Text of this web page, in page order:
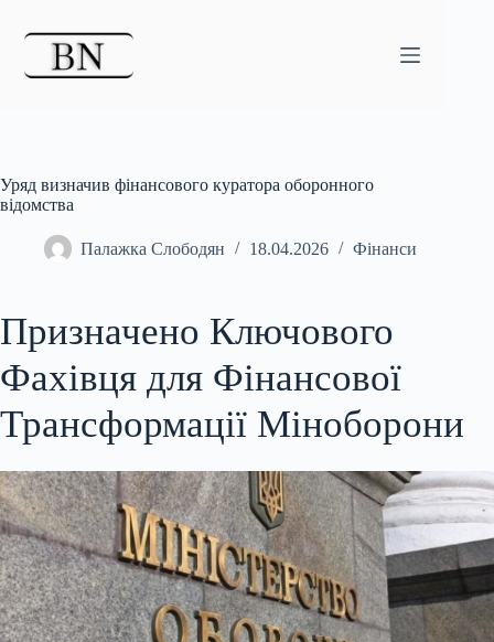
Уряд визначив фінансового куратора оборонного
відомства
Палажка Слободян 18.04.2026 Фінанси
Призначено Ключового
Фахівця для Фінансової
Трансформації Міноборони